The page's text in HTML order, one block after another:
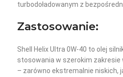
turbodoładowanym z
Zastosowanie:
Shell Helix Ultra 0W-40 to olej
stosowania w szerokim
– zarówno ekstremalnie niskich,